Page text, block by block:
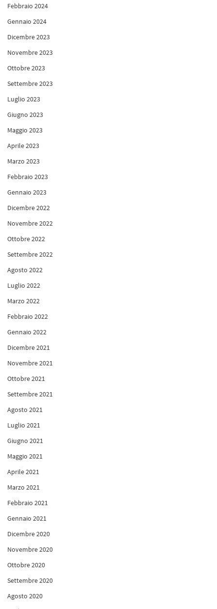
Febbraio 2024
Gennaio 2024
Dicembre 2023
Novembre 2023
Ottobre 2023
Settembre 2023
Luglio 2023
Giugno 2023
Maggio 2023
Aprile 2023
Marzo 2023
Febbraio 2023
Gennaio 2023
Dicembre 2022
Novembre 2022
Ottobre 2022
Settembre 2022
Agosto 2022
Luglio 2022
Marzo 2022
Febbraio 2022
Gennaio 2022
Dicembre 2021
Novembre 2021
Ottobre 2021
Settembre 2021
Agosto 2021
Luglio 2021
Giugno 2021
Maggio 2021
Aprile 2021
Marzo 2021
Febbraio 2021
Gennaio 2021
Dicembre 2020
Novembre 2020
Ottobre 2020
Settembre 2020
Agosto 2020